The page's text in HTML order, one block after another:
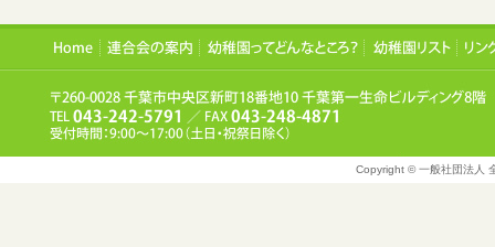
Copyright © 一般社団法人